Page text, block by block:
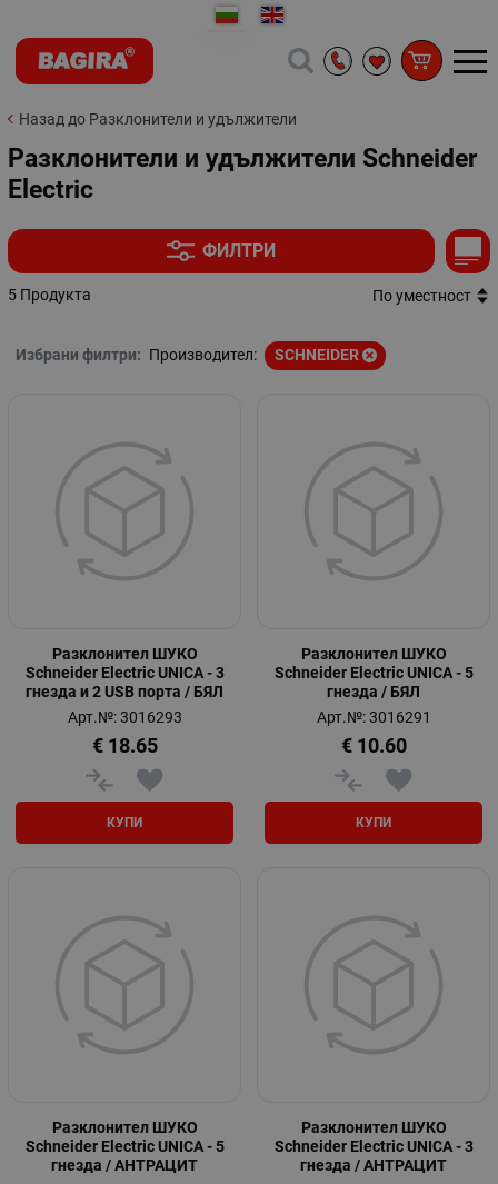
Назад до Разклонители и удължители
Разклонители и удължители Schneider
Electric
ФИЛТРИ
5 Продукта По уместност
Избрани филтри: Производител: SCHNEIDER
Разклонител ШУКО
Schneider Electric UNICA - 3
гнезда и 2 USB порта / БЯЛ
Арт.№: 3016293
18.65
€
КУПИ
Разклонител ШУКО
Schneider Electric UNICA - 5
гнезда / БЯЛ
Арт.№: 3016291
10.60
€
КУПИ
Разклонител ШУКО
Schneider Electric UNICA - 5
гнезда / АНТРАЦИТ
Разклонител ШУКО
Schneider Electric UNICA - 3
гнезда / АНТРАЦИТ